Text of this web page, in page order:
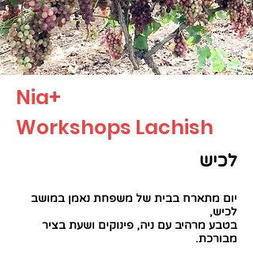
Nia+
Workshops Lachish
לכיש
יום מתארח בבית של משפחת נאמן במושב
לכיש,
בטבע מרהיב עם ניה, פינוקים ושעת בציר
מבורכת.